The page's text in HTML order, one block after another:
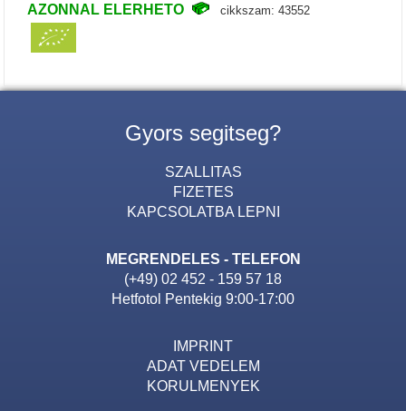
AZONNAL ELERHETO cikkszam: 43552
Gyors segitseg?
SZALLITAS
FIZETES
KAPCSOLATBA LEPNI
MEGRENDELES - TELEFON
(+49) 02 452 - 159 57 18
Hetfotol Pentekig 9:00-17:00
IMPRINT
ADAT VEDELEM
KORULMENYEK